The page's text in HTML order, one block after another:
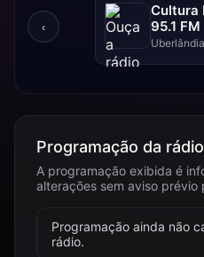
‹
Cultura
95.1 FM
Programação da rádio
A programação exibida é
alterações sem aviso prévio
Programação ainda não
rádio.